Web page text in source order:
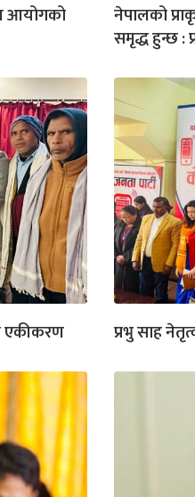
आयोगको
नेपालको
समृद्ध हुन्छ :
एकीकरण प्रभु साह